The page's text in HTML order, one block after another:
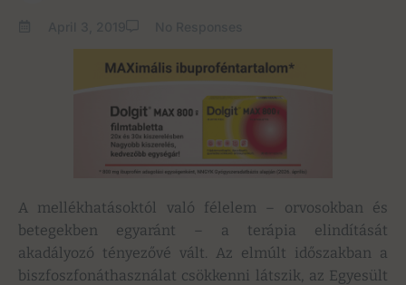
A mellékhatásoktól való félelem – orvosokban és
betegekben egyaránt – a terápia elindítását
akadályozó tényezővé vált. Az elmúlt időszakban a
biszfoszfonáthasználat csökkenni látszik, az Egyesült